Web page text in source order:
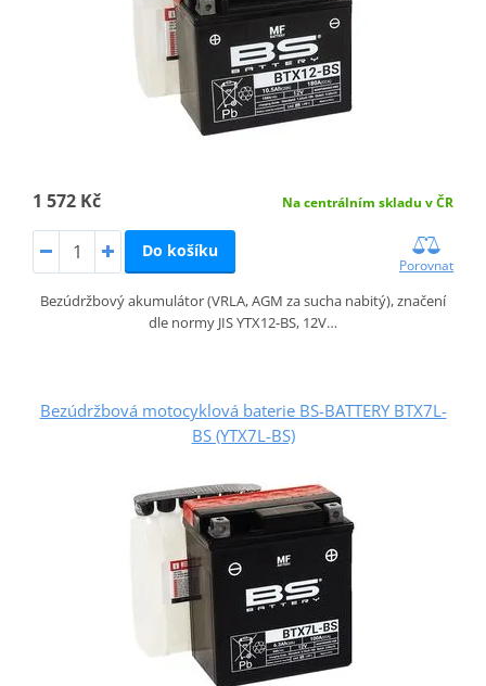
1 572 Kč Na centrálním skladu v ČR
Do košíku
Porovnat
Bezúdržbový akumulátor (VRLA, AGM za sucha nabitý), značení
dle normy JIS YTX12-BS, 12V…
Bezúdržbová motocyklová baterie BS-BATTERY BTX7L-
BS (YTX7L-BS)